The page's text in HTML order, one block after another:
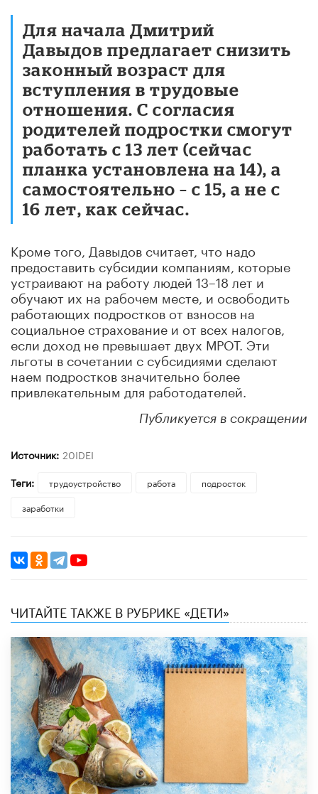
Для начала Дмитрий
Давыдов предлагает снизить
законный возраст для
вступления в трудовые
отношения. С согласия
родителей подростки смогут
работать с 13 лет (сейчас
планка установлена на 14), а
самостоятельно – с 15, а не с
16 лет, как сейчас.
Кроме того, Давыдов считает, что надо
предоставить субсидии компаниям, которые
устраивают на работу людей 13–18 лет и
обучают их на рабочем месте, и освободить
работающих подростков от взносов на
социальное страхование и от всех налогов,
если доход не превышает двух МРОТ. Эти
льготы в сочетании с субсидиями сделают
наем подростков значительно более
привлекательным для работодателей.
Публикуется в сокращении
Источник: 20IDEI
Теги:
трудоустройство работа
подросток
заработки
ЧИТАЙТЕ ТАКЖЕ В РУБРИКЕ «ДЕТИ»